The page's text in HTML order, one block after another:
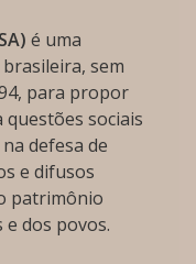
é uma
sem
para propor
sociais
defesa de
e difusos
patrimônio
dos povos.